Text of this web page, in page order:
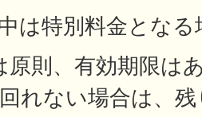
は特別料金とな
則、有効期限は
れない場合は、